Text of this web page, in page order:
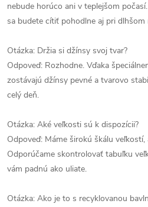
nebude horúco ani v teplejšom
sa budete cítiť pohodlne aj pri dlhšom
Otázka: Držia si džínsy svoj tvar?
Odpoveď: Rozhodne. Vďaka
zostávajú džínsy pevné a tvarovo
celý deň.
Otázka: Aké veľkosti sú k dispozícii?
Odpoveď: Máme širokú škálu
Odporúčame skontrolovať tabuľku
vám padnú ako uliate.
Otázka: Ako je to s recyklovanou